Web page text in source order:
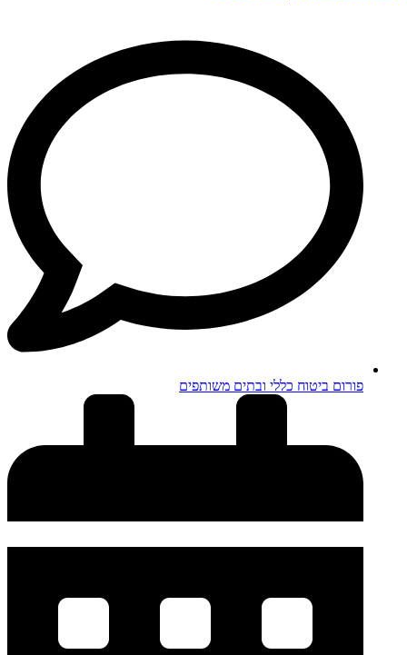
פורום ביטוח כללי ובתים משותפים